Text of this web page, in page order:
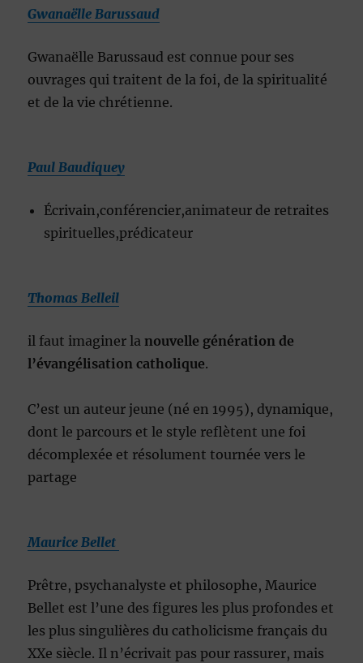
Gwanaëlle Barussaud
Gwanaëlle Barussaud est connue pour ses
ouvrages qui traitent de la foi, de la spiritualité
et de la vie chrétienne.
Paul Baudiquey
Écrivain,conférencier,animateur de retraites
spirituelles,prédicateur
Thomas Belleil
il faut imaginer la nouvelle génération de
l’évangélisation catholique.
C’est un auteur jeune (né en 1995), dynamique,
dont le parcours et le style reflètent une foi
décomplexée et résolument tournée vers le
partage
Maurice Bellet
Prêtre, psychanalyste et philosophe, Maurice
Bellet est l’une des figures les plus profondes et
les plus singulières du catholicisme français du
XXe siècle. Il n’écrivait pas pour rassurer, mais